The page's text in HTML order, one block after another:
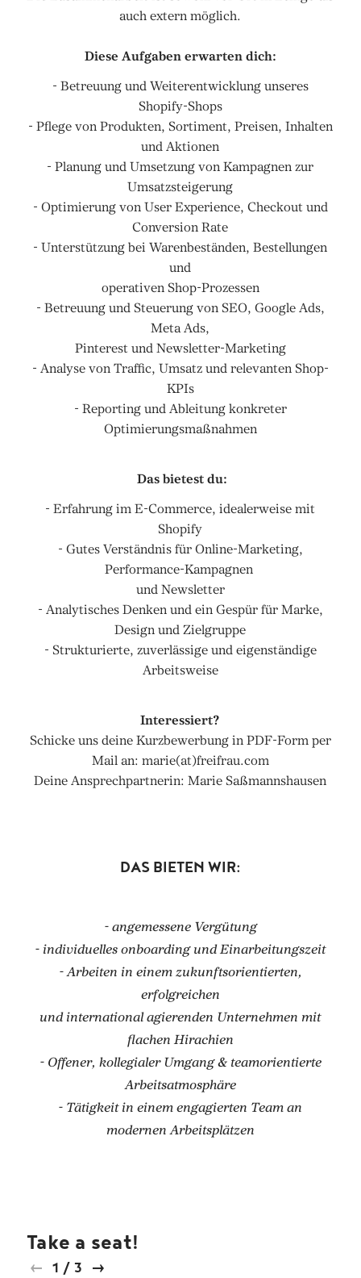
auch extern möglich.
Diese Aufgaben erwarten dich:
- Betreuung und Weiterentwicklung unseres
Shopify-Shops
- Pflege von Produkten, Sortiment, Preisen, Inhalten
und Aktionen
- Planung und Umsetzung von Kampagnen zur
Umsatzsteigerung
- Optimierung von User Experience, Checkout und
Conversion Rate
- Unterstützung bei Warenbeständen, Bestellungen
und
operativen Shop-Prozessen
- Betreuung und Steuerung von SEO, Google Ads,
Meta Ads,
Pinterest und Newsletter-Marketing
- Analyse von Traffic, Umsatz und relevanten Shop-
KPIs
- Reporting und Ableitung konkreter
Optimierungsmaßnahmen
Das bietest du:
- Erfahrung im E-Commerce, idealerweise mit
Shopify
- Gutes Verständnis für Online-Marketing,
Performance-Kampagnen
und Newsletter
- Analytisches Denken und ein Gespür für Marke,
Design und Zielgruppe
- Strukturierte, zuverlässige und eigenständige
Arbeitsweise
Interessiert?
Schicke uns deine Kurzbewerbung in PDF-Form per
Mail an: marie(at)freifrau.com
Deine Ansprechpartnerin: Marie Saßmannshausen
DAS BIETEN WIR:
- angemessene Vergütung
- individuelles onboarding und Einarbeitungszeit
- Arbeiten in einem zukunftsorientierten,
erfolgreichen
und international agierenden Unternehmen mit
flachen Hirachien
- Offener, kollegialer Umgang & teamorientierte
Arbeitsatmosphäre
- Tätigkeit in einem engagierten Team an
modernen Arbeitsplätzen
Take a seat!
1 / 3